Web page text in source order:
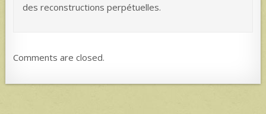
des reconstructions perpétuelles.
Comments are closed.